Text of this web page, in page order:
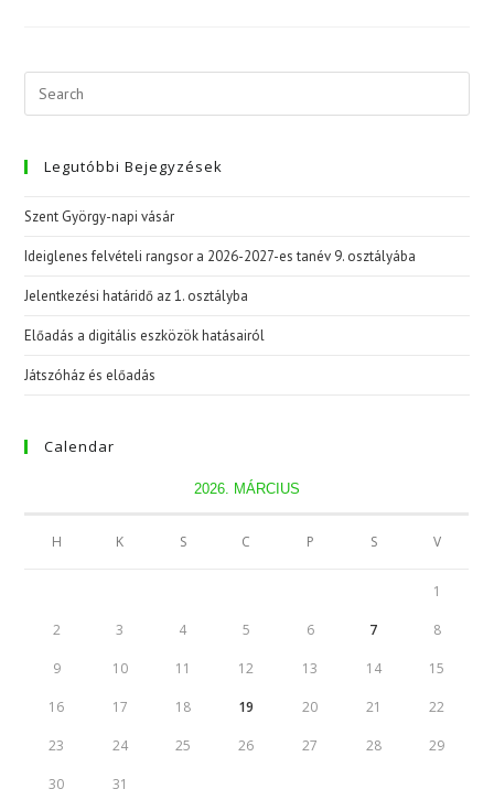
Legutóbbi Bejegyzések
Szent György-napi vásár
Ideiglenes felvételi rangsor a 2026-2027-es tanév 9. osztályába
Jelentkezési határidő az 1. osztályba
Előadás a digitális eszközök hatásairól
Játszóház és előadás
Calendar
2026. MÁRCIUS
H K S C P S V
1
2 3 4 5 6 7 8
9 10 11 12 13 14 15
16 17 18 19 20 21 22
23 24 25 26 27 28 29
30 31